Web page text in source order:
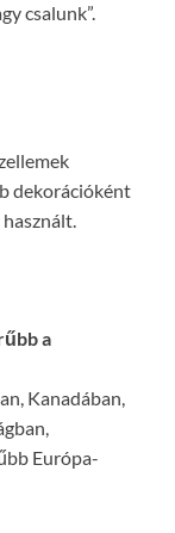
csalunk”.
dekorációként
a
Kanadában,
Európa-